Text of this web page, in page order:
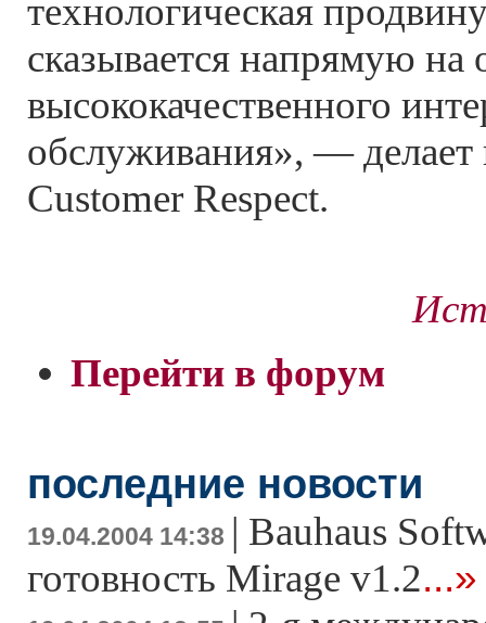
технологическая
сказывается напрямую на
высококачественного
обслуживания», — делает
Customer Respect.
Перейти в форум
последние новости
19.04.2004 14:38 | Bauhaus
готовность Mirage v1.2...»